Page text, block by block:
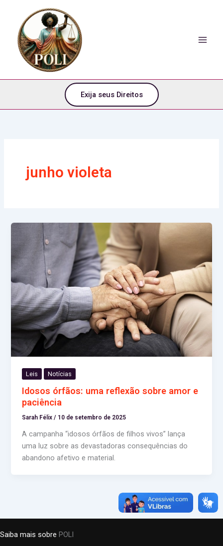
conteúdo
conteúdo
Exija seus Direitos
junho violeta
Leis Notícias
Idosos órfãos: uma reflexão sobre amor e
paciência
Sarah Félix/ 10 de setembro de 2025
A campanha “idosos órfãos de filhos vivos” lança
uma luz sobre as devastadoras consequências do
abandono afetivo e material.
Saiba mais sobre POLI